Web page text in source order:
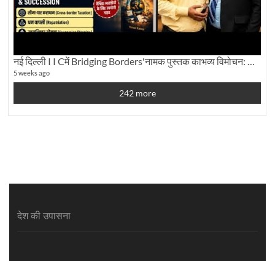
नई दिल्ली I I Cमें Bridging Borders'नामक पुस्तक काभव्य विमोचन: Dku ब्यूरो चीफ की ग्राउंड रिपोर्टिंग
5 weeks ago
242 more
देश की उपासना